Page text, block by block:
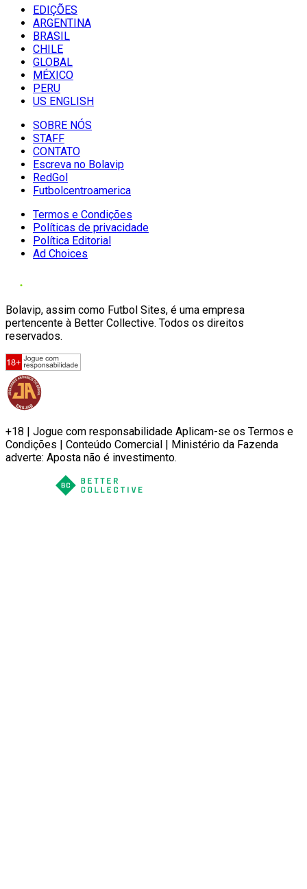
EDIÇÕES
ARGENTINA
BRASIL
CHILE
GLOBAL
MÉXICO
PERU
US ENGLISH
SOBRE NÓS
STAFF
CONTATO
Escreva no Bolavip
RedGol
Futbolcentroamerica
Termos e Condições
Políticas de privacidade
Política Editorial
Ad Choices
Bolavip, assim como Futbol Sites, é uma empresa
pertencente à Better Collective. Todos os direitos
reservados.
+18 | Jogue com responsabilidade Aplicam-se os Termos e
Condições | Conteúdo Comercial | Ministério da Fazenda
adverte: Aposta não é investimento.